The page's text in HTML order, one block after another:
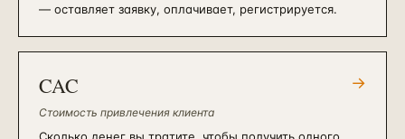
— оставляет заявку, оплачивает, регистрируется.
CAC
Стоимость привлечения клиента
→